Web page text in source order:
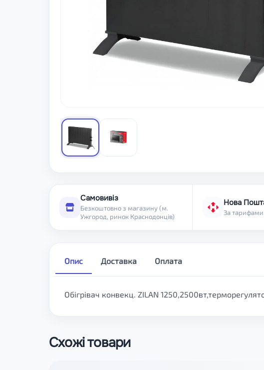
Самовивіз
Безкоштовно з магазину (м.
Ужгород, ринок Краснодонців)
Нова
За тарифами
Опис Доставка Оплата
Обігрівач конвекц. ZILAN
Схожі товари